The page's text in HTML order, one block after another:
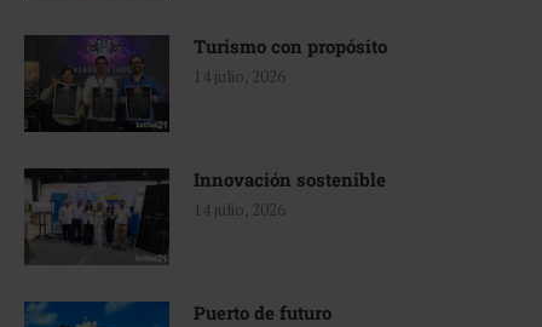
Turismo con propósito
14 julio, 2026
Innovación sostenible
14 julio, 2026
Puerto de futuro